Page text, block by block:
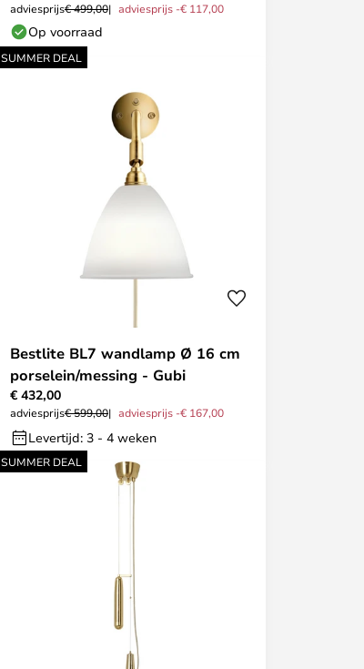
adviesprijs€ 499,00 adviesprijs -€ 117,00
Op voorraad
SUMMER DEAL
Bestlite BL7 wandlamp Ø 16 cm
porselein/messing - Gubi
€ 432,00
adviesprijs€ 599,00 adviesprijs -€ 167,00
Levertijd: 3 - 4 weken
SUMMER DEAL